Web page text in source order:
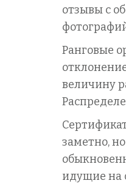
отзывы с
Ранговые
величину
заметно,
идущие на